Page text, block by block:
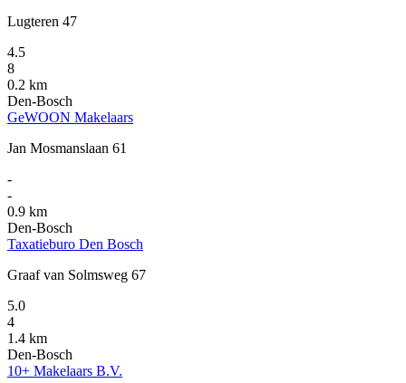
Lugteren 47
4.5
8
0.2 km
Den-Bosch
GeWOON Makelaars
Jan Mosmanslaan 61
-
-
0.9 km
Den-Bosch
Taxatieburo Den Bosch
Graaf van Solmsweg 67
5.0
4
1.4 km
Den-Bosch
10+ Makelaars B.V.